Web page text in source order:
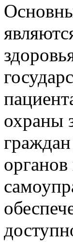
охраны
граждан